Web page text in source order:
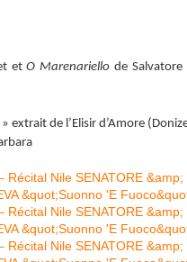
etO Marenariello de Salvatore
» extrait de l’Elisir d’Amore